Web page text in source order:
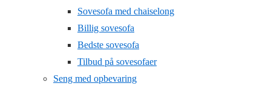
Sovesofa med chaiselong
Billig sovesofa
Bedste sovesofa
Tilbud på sovesofaer
Seng med opbevaring